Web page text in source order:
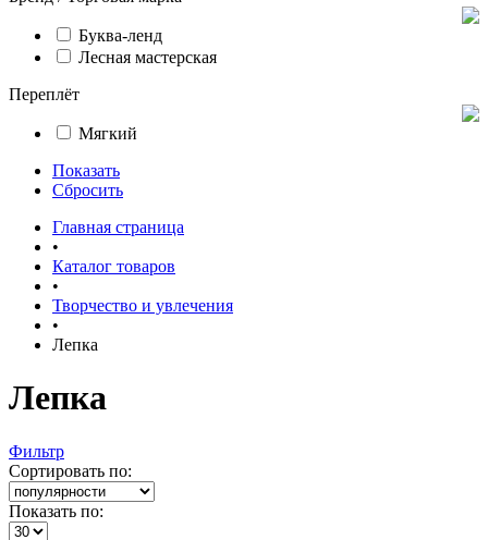
Буква-ленд
Лесная мастерская
Переплёт
Мягкий
Показать
Сбросить
Главная страница
•
Каталог товаров
•
Творчество и увлечения
•
Лепка
Лепка
Фильтр
Сортировать по:
Показать по: